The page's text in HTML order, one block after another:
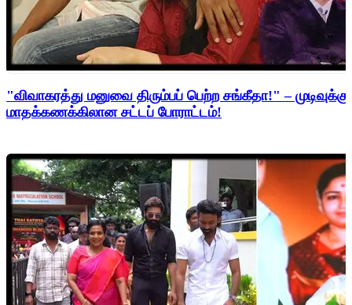
"விவாகரத்து மனுவை திரும்பப் பெற்ற சங்கீதா!" –
மாதக்கணக்கிலான சட்டப் போராட்டம்!